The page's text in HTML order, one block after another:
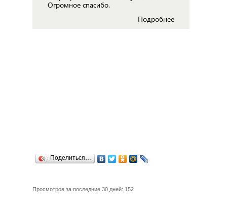
Огромное спасибо.
Подробнее
Поделиться…
Просмотров за последние 30 дней: 152